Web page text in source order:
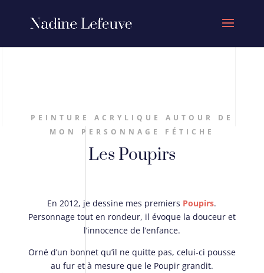
PEINTURE ACRYLIQUE AUTOUR DE
MON PERSONNAGE FÉTICHE
Les Poupirs
En 2012, je dessine mes premiers Poupirs.
Personnage tout en rondeur, il évoque la douceur et
l’innocence de l’enfance.
Orné d’un bonnet qu’il ne quitte pas, celui-ci pousse
au fur et à mesure que le Poupir grandit.